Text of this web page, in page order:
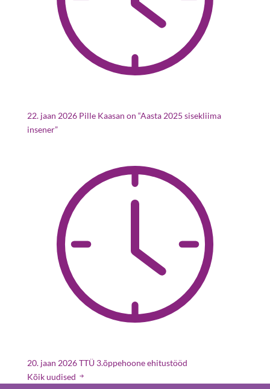
22. jaan 2026 Pille Kaasan on “Aasta 2025 sisekliima
insener”
20. jaan 2026TTÜ 3.õppehoone ehitustööd
Kõik uudised